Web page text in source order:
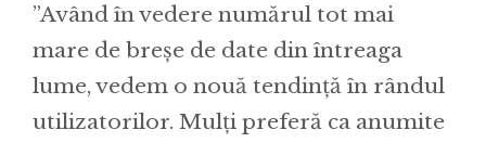
”Având în vedere numărul tot mai
mare de breșe de date din întreaga
lume, vedem o nouă tendință în rândul
utilizatorilor. Mulți preferă ca anumite